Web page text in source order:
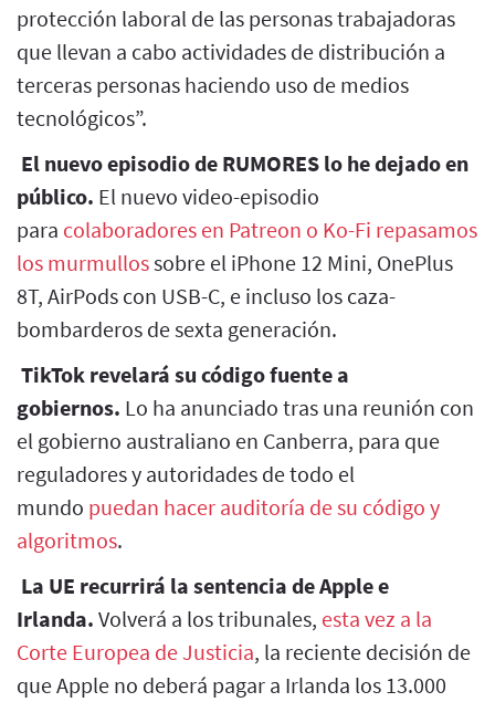
protección laboral de las personas trabajadoras
que llevan a cabo actividades de distribución a
terceras personas haciendo uso de medios
tecnológicos”.
El nuevo episodio de RUMORES lo he dejado en
público. El nuevo video-episodio
para colaboradores en Patreon o Ko-Fi repasamos
los murmullossobre el iPhone 12 Mini, OnePlus
8T, AirPods con USB-C, e incluso los caza-
bombarderos de sexta generación.
TikTok revelará su código fuente a
gobiernos. Lo ha anunciado tras una reunión con
el gobierno australiano en Canberra, para que
reguladores y autoridades de todo el
mundo puedan hacer auditoría de su código y
algoritmos.
La UE recurrirá la sentencia de Apple e
Irlanda. Volverá a los tribunales, esta vez a la
Corte Europea de Justicia, la reciente decisión de
que Apple no deberá pagar a Irlanda los 13.000